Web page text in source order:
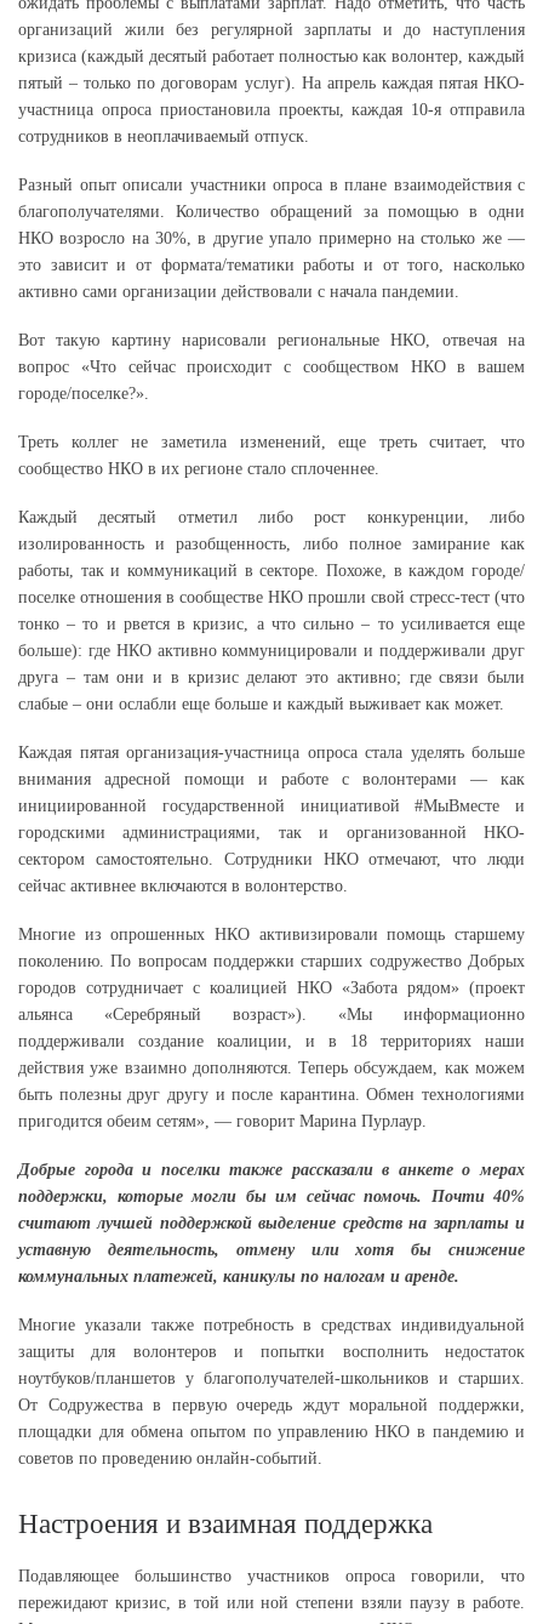
организаций жили без регулярной зарплаты и до наступления
кризиса (каждый десятый работает полностью как волонтер, каждый
пятый – только по договорам услуг). На апрель каждая пятая НКО-
участница опроса приостановила проекты, каждая 10-я отправила
сотрудников в неоплачиваемый отпуск.
Разный опыт описали участники опроса в плане взаимодействия с
благополучателями. Количество обращений за помощью в одни
НКО возросло на 30%, в другие упало примерно на столько же —
это зависит и от формата/тематики работы и от того, насколько
активно сами организации действовали с начала пандемии.
Вот такую картину нарисовали региональные НКО, отвечая на
вопрос «Что сейчас происходит с сообществом НКО в вашем
городе/поселке?».
Треть коллег не заметила изменений, еще треть считает, что
сообщество НКО в их регионе стало сплоченнее.
Каждый десятый отметил либо рост конкуренции, либо
изолированность и разобщенность, либо полное замирание как
работы, так и коммуникаций в секторе. Похоже, в каждом городе/
поселке отношения в сообществе НКО прошли свой стресс-тест (что
тонко – то и рвется в кризис, а что сильно – то усиливается еще
больше): где НКО активно коммуницировали и поддерживали друг
друга – там они и в кризис делают это активно; где связи были
слабые – они ослабли еще больше и каждый выживает как может.
Каждая пятая организация-участница опроса стала уделять больше
внимания адресной помощи и работе с волонтерами — как
инициированной государственной инициативой #МыВместе и
городскими администрациями, так и организованной НКО-
сектором самостоятельно. Сотрудники НКО отмечают, что люди
сейчас активнее включаются в волонтерство.
Многие из опрошенных НКО активизировали помощь старшему
поколению. По вопросам поддержки старших содружество Добрых
городов сотрудничает с коалицией НКО «Забота рядом» (проект
альянса «Серебряный возраст»). «Мы информационно
поддерживали создание коалиции, и в 18 территориях наши
действия уже взаимно дополняются. Теперь обсуждаем, как можем
быть полезны друг другу и после карантина. Обмен технологиями
пригодится обеим сетям», — говорит Марина Пурлаур.
Добрые города и поселки также рассказали в анкете о мерах
поддержки, которые могли бы им сейчас помочь. Почти 40%
считают лучшей поддержкой выделение средств на зарплаты и
уставную деятельность, отмену или хотя бы снижение
коммунальных платежей, каникулы по налогам и аренде.
Многие указали также потребность в средствах индивидуальной
защиты для волонтеров и попытки восполнить недостаток
ноутбуков/планшетов у благополучателей-школьников и старших.
От Содружества в первую очередь ждут моральной поддержки,
площадки для обмена опытом по управлению НКО в пандемию и
советов по проведению онлайн-событий.
Настроения и взаимная поддержка
Подавляющее большинство участников опроса говорили, что
пережидают кризис, в той или ной степени взяли паузу в работе.